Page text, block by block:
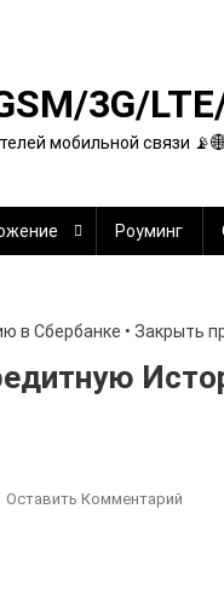
3G/
мобильной связи
Роуминг
Оставить Комментарий